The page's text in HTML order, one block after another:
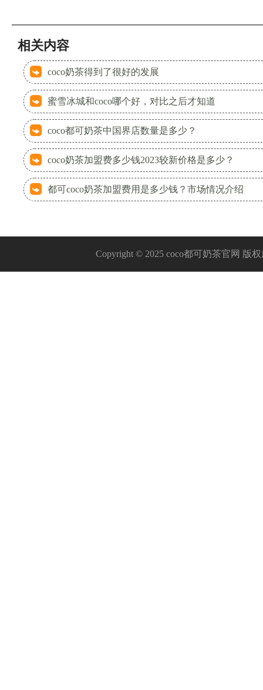
相关内容
coco奶茶得到了很好的发展
蜜雪冰城和coco哪个好，对比之后才知道
coco都可奶茶中国界店数量是多少？
coco奶茶加盟费多少钱2023较新价格是多少？
都可coco奶茶加盟费用是多少钱？市场情况介绍
Copyright © 2025 coco都可奶茶官网 版